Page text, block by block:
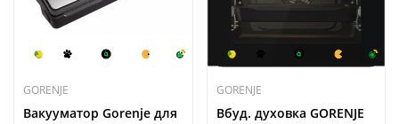
GORENJE
Вакууматор Gorenje для
GORENJE
Вбуд. духовка GORENJE